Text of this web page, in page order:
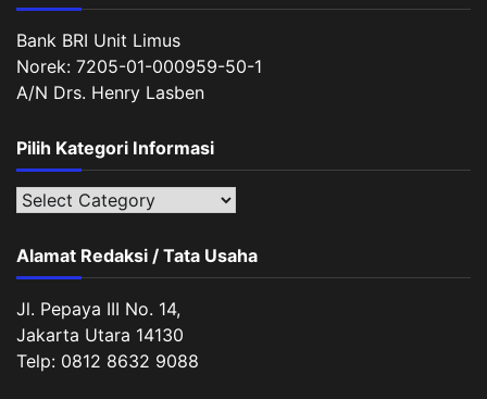
Bank BRI Unit Limus
Norek: 7205-01-000959-50-1
A/N Drs. Henry Lasben
Pilih Kategori Informasi
Pilih
Informasi
Alamat Redaksi / Tata Usaha
Jl. Pepaya III No. 14,
Jakarta Utara 14130
Telp: 0812 8632 9088